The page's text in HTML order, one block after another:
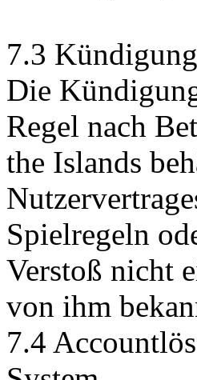
7.3
Die
Regel nach
the Islands
Spielregeln
Verstoß nicht
von ihm
7.4